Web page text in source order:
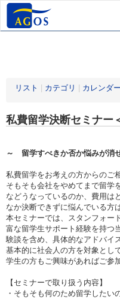
リスト カテゴリ カレンダー
私費留学決断セミナー
～ 留学すべきか否か悩みが消
私費留学をお考えの方からのご
そもそも会社をやめてまで留学
などうなっているのか、費用は
なか決断できずに悩んでいる方
本セミナーでは、スタンフォー
富な留学生サポート経験を持つ
験談を含め、具体的なアドバイ
基本的に社会人の方を対象とし
学生の方もご興味があればご参
【セミナーで取り扱う内容】
・そもそも何のため留学した